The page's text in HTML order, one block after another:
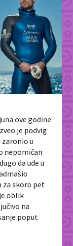
ove godine
je podvig
zaronio u
nepomičan
da uđe u
za skoro pet
oblik
na
poput